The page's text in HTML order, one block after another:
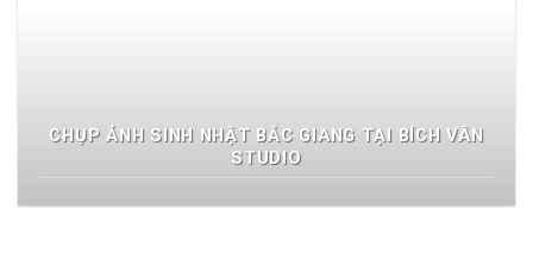
CHỤP ẢNH SINH NHẬT BẮC GIANG TẠI BÍCH VÂN
STUDIO